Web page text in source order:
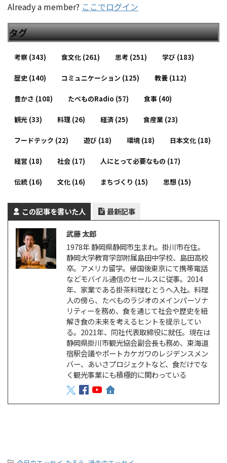
Already a member? ここでログイン
タグ
考察 (343) 食文化 (261) 思考 (251) 学び (183)
歴史 (140) コミュニケーション (125) 教養 (112)
豊かさ (108) たべものRadio (57) 食事 (40)
観光 (33) 料理 (26) 経済 (25) 食産業 (23)
フードテック (22) 遊び (18) 環境(18) 日本文化 (18)
経営 (18) 社会 (17) 人にとって必要なもの (17)
伝統 (16) 文化 (16) まちづくり (15) 思想 (15)
この記事を書いた人 最新記事
武藤 太郎
1978年 静岡県静岡市生まれ。掛川市在住。
静岡大学教育学部附属島田中学校、島田高校
卒。アメリカ留学。帰国後東京にて携帯電話
などモバイル通信のセールスに従事。2014
年、家業である掛茶料理むとうへ入社。料理
人の傍ら、たべものラジオのメインパーソナ
リティーを務め、食を通じて社会や歴史を紐
解き食の未来を考えるヒントを提示してい
る。2021年、同社代表取締役に就任。現在は
静岡県掛川市観光協会副会長も務め、東海道
宿駅会議やポートカケガワのレジデンスメン
バー、あいさプロジェクトなど、食だけでな
く観光事業にも積極的に関わっている